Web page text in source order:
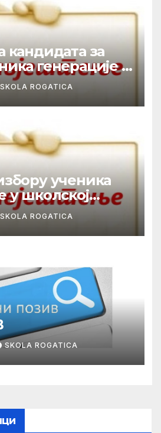
кандидата за
генерације у
2026. години
SKOLA ROGATICA
ученика
у школској
години
SKOLA ROGATICA
SKOLA ROGATICA